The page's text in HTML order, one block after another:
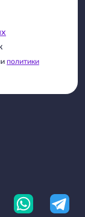
политики